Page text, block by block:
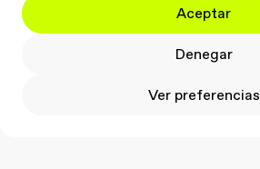
Aceptar
Denegar
Ver preferencias